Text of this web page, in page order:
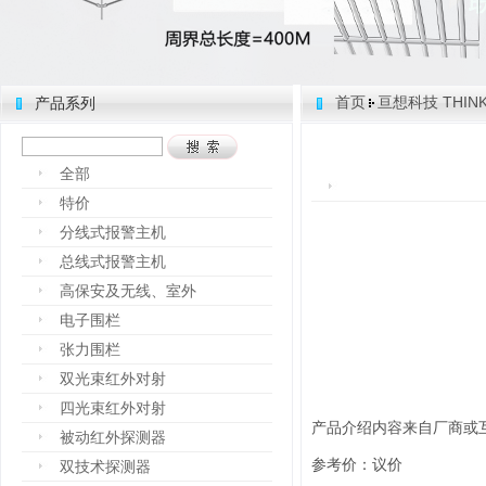
产品系列
全部
特价
分线式报警主机
总线式报警主机
高保安及无线、室外
电子围栏
张力围栏
双光束红外对射
四光束红外对射
被动红外探测器
双技术探测器
首页 亘想科技
产品介绍内容来自厂商或
参考价：议价